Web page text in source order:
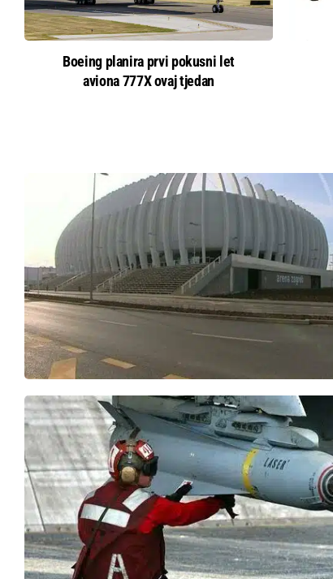
Boeing planira prvi pokusni let
aviona 777X ovaj tjedan